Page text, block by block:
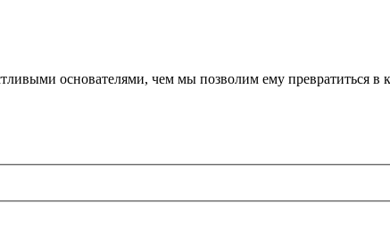
основателями, чем мы позволим ему превратиться